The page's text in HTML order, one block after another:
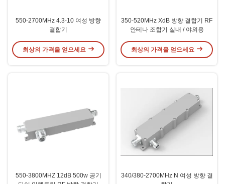
550-2700MHz 4.3-10 여성 방향
결합기
최상의 가격을 얻으세요
350-520MHz XdB 방향 결합기 RF
안테나 조합기 실내 / 야외용
최상의 가격을 얻으세요
550-3800MHZ 12dB 500w 공기
340/380-2700MHz N 여성 방향 결